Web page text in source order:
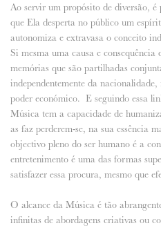
Ao servir um propósito de diversão, é
que Ela desperta no público um
autonomiza e extravasa o conceito
Si mesma uma causa e consequência
memórias que são partilhadas
independentemente da
poder económico. E seguindo essa
Música tem a capacidade de
as faz perderem-se, na sua essência
objectivo pleno do ser humano é a
entretenimento é uma das formas
satisfazer essa procura, mesmo que
O alcance da Música é tão
infinitas de abordagens criativas ou